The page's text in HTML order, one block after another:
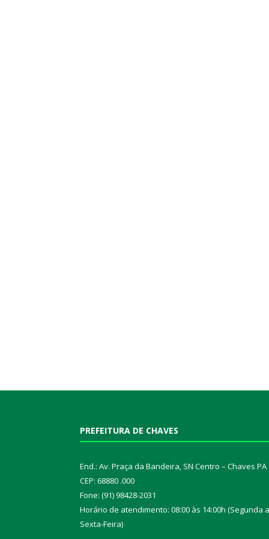
PREFEITURA DE CHAVES
End.: Av. Praça da Bandeira, SN Centro – Chaves PA
CEP: 68880 .000
Fone: (91) 98428-2031
Horário de atendimento: 08:00 às 14:00h (Segunda a
Sexta-Feira)